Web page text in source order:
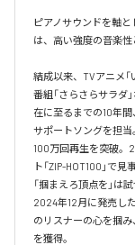
ピアノサウンドを軸
は、高い強度の音楽性
結成以来、TVアニメ「
番組「さらさらサラダ
在に至るまでの10年
サポートソングを担当
100万回再生を突破。
ト「ZIP-HOT100」で
「掴まえろ頂点を」は
2024年12月に発売し
のリスナーの心を掴み
を獲得。